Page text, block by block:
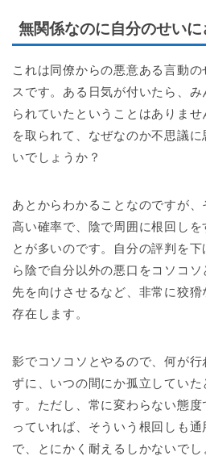
無関係なのに自分のせいに
これは同僚からの悪意ある言動
スです。ある日気が付いたら、
られていたということはありま
を取られて、なぜなのか不思議
いでしょうか？
あとからわかることなのですが
高い確率で、陰で周囲に根回しを
とが多いのです。自分の評判を
ら陰で自分以外の悪口をコソコ
先を向けさせるなど、非常に狡
存在します。
影でコソコソとやるので、何が
ずに、いつの間にか孤立していた
す。ただし、常に変わらない態
っていれば、そういう根回しも
で、とにかく耐えるしかないでし